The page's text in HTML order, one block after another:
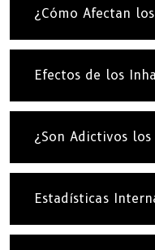
¿Cómo Afectan
Efectos de los
¿Son Adictivos
Estadísticas